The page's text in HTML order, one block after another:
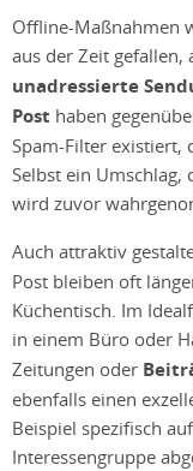
Offline-Maßnahmen
aus der Zeit gefallen,
unadressierte
Post haben
Spam-Filter existiert,
Selbst ein
wird zuvor
Auch attraktiv
Post bleiben oft
Küchentisch. Im
in einem Büro oder
Zeitungen oder
ebenfalls einen
Beispiel spezifisch
Interessengruppe